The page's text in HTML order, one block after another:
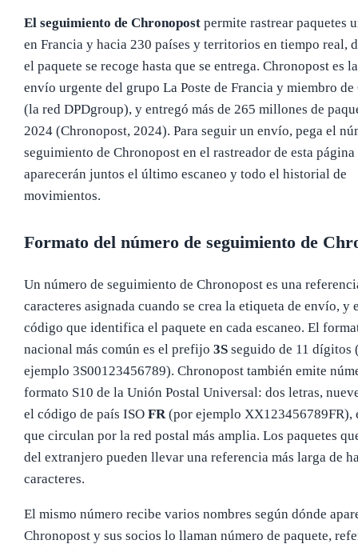
El seguimiento de Chronopostpermite rastrear paquetes
en Francia y hacia 230 países y territorios en tiempo real,
el paquete se recoge hasta que se entrega. Chronopost es
envío urgente del grupo La Poste de Francia y miembro de
(la red DPDgroup), y entregó más de 265 millones de
2024 (Chronopost, 2024). Para seguir un envío, pega el
seguimiento de Chronopost en el rastreador de esta página
aparecerán juntos el último escaneo y todo el historial de
movimientos.
Formato del número de seguimiento de
Un número de seguimiento de Chronopost es una
caracteres asignada cuando se crea la etiqueta de envío, y
código que identifica el paquete en cada escaneo. El
nacional más común es el prefijo 3Sseguido de 11 dígitos
ejemplo 3S00123456789). Chronopost también emite
formato S10 de la Unión Postal Universal: dos letras,
el código de país ISO FR(por ejemplo XX123456789FR),
que circulan por la red postal más amplia. Los paquetes
del extranjero pueden llevar una referencia más larga de
caracteres.
El mismo número recibe varios nombres según dónde
Chronopost y sus socios lo llaman número de paquete,